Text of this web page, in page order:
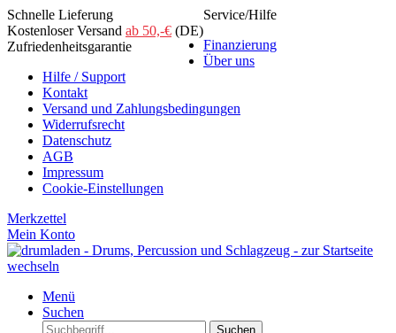
Schnelle Lieferung
Kostenloser Versand ab 50,-€ (DE)
Zufriedenheitsgarantie
Service/Hilfe
Finanzierung
Über uns
Hilfe / Support
Kontakt
Versand und Zahlungsbedingungen
Widerrufsrecht
Datenschutz
AGB
Impressum
Cookie-Einstellungen
Merkzettel
Mein Konto
Menü
Suchen
Suchen